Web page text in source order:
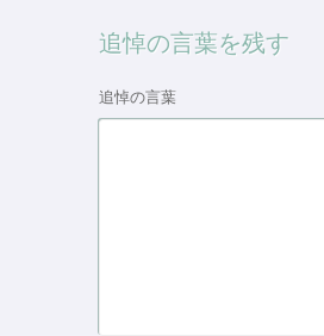
追悼の言葉を残す
追悼の言葉